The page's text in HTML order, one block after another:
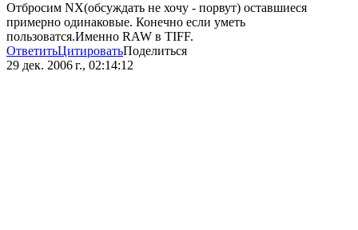
Отбросим NX(обсуждать не хочу - порвут) оставшиеся
примерно одинаковые. Конечно если уметь
пользоватся.Именно RAW в TIFF.
ОтветитьЦитироватьПоделиться
29 дек. 2006 г., 02:14:12